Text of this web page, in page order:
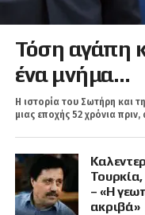
Τόση αγάπη
ένα μνήμα…
Η ιστορία του Σωτήρη και
μιας εποχής 52 χρόνια
– «Η
ακριβά»